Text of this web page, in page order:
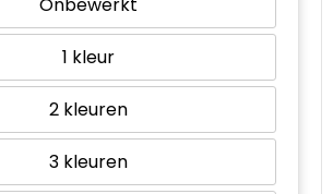
Onbewerkt
1
2
3